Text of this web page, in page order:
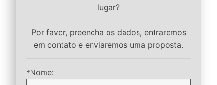
lugar?
Por favor, preencha os dados, entraremos
em contato e enviaremos uma proposta.
*Nome: